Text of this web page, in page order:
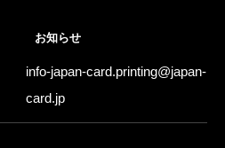
お知らせ
info-japan-card.printing@japan-
card.jp